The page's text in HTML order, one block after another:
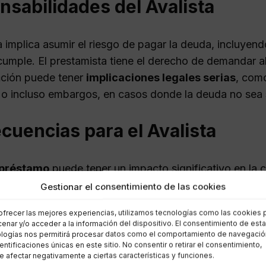
Gestionar el consentimiento de las cookies
las mejores experiencias, utilizamos tecnologías como las cookies
y/o acceder a la información del dispositivo. El consentimiento de
nos permitirá procesar datos como el comportamiento de
únicas en este sitio. No consentir o retirar el consentimiento,
afectar negativamente a ciertas características y funciones.
del Avalista
implica asumir el riesgo de pagar la deuda,
El prestamista tiene el derecho de demandar
puede tener implicaciones legales serias,
incluso embargos, en casos donde la deuda no sea
para el Avalista
puede tener un impacto significativo en la
saldar la deuda, su calificación crediticia puede
su acceso a futuros créditos. Además, la
a sus herederos quienes podrían
al Aceptar Ser Avalista